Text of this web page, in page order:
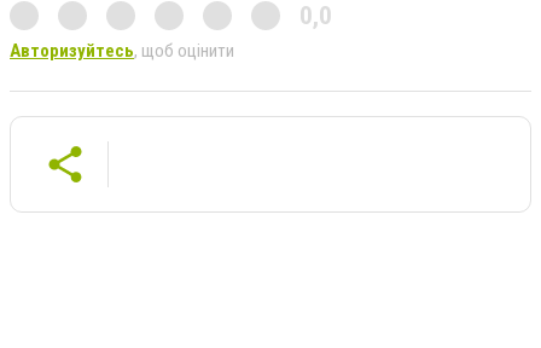
0,0
Авторизуйтесь, щоб оцінити